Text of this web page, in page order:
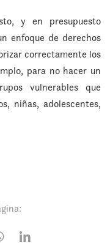
y en presupuesto
enfoque de derechos
correctamente los
para no hacer un
vulnerables que
niñas, adolescentes,